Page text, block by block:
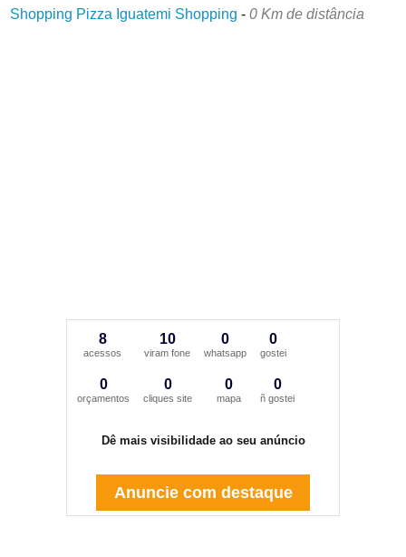
Shopping Pizza Iguatemi Shopping -0 Km de distância
8
acessos
10
viram fone
0
whatsapp
0
gostei
0
orçamentos
0
cliques site
0
mapa
0
ñ gostei
Dê mais visibilidade ao seu anúncio
Anuncie com destaque